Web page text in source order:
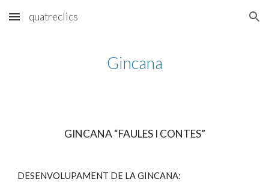
Skip to main content Skip to navigation
quatreclics
Gincana
GINCANA “FAULES I CONTES”
DESENVOLUPAMENT DE LA GINCANA: